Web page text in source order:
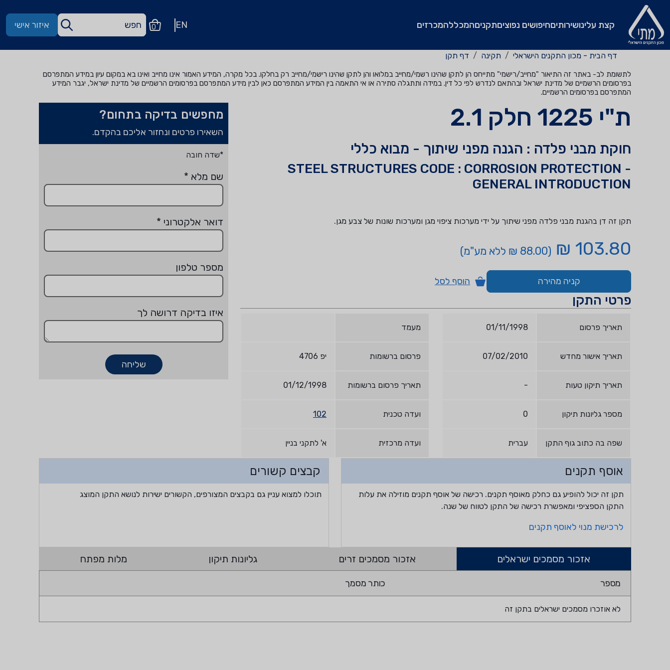
קצת עלינושירותיםחיפושים נפוציםתקניםהמכללהמכרזים EN
0 איזור אישי
דף הבית - מכון התקנים הישראלי תקינה דף תקן
לתשומת לב- באתר זה התיאור "מחייב/רישמי" מתייחס הן לתקן שהינו רשמי/מחייב במלואו והן לתקן שהינו רישמי/מחייב רק בחלקו. בכל מקרה, המידע האמור אינו מחייב ואינו בא במקום עיון במידע המתפרסם
בפרסומים הרשמיים של מדינת ישראל ובהתאם לנדרש לפי כל דין. במידה ותתגלה סתירה או אי התאמה בין המידע המתפרסם כאן לבין מידע המתפרסם בפרסומים הרשמיים של מדינת ישראל, יגבר המידע
המתפרסם בפרסומים הרשמיים.
ת"י 1225 חלק 2.1
חוקת מבני פלדה : הגנה מפני שיתוך - מבוא כללי
STEEL STRUCTURES CODE : CORROSION PROTECTION -
GENERAL INTRODUCTION
תקן זה דן בהגנת מבני פלדה מפני שיתוך על ידי מערכות ציפוי מגן ומערכות שונות של צבע מגן.
103.80 ₪ (88.00 ₪ ללא מע"מ)
קניה מהירה הוסף לסל
פרטי התקן
תאריך פרסום 01/11/1998
תאריך אישור מחדש 07/02/2010
תאריך תיקון טעות -
מספר גליונות תיקון 0
שפה בה כתוב גוף התקן עברית
מעמד
פרסום ברשומות יפ 4706
תאריך פרסום ברשומות 01/12/1998
ועדה טכנית 102
ועדה מרכזית א' לתקני בניין
מחפשים בדיקה בתחום?
השאירו פרטים ונחזור אליכם בהקדם.
*שדה חובה
שם מלא *
דואר אלקטרוני *
מספר טלפון
איזו בדיקה דרושה לך
שליחה
אוסף תקנים
תקן זה יכול להופיע גם כחלק מאוסף תקנים. רכישה של אוסף תקנים מוזילה את עלות
התקן הספציפי ומאפשרת רכישה של התקן לטווח של שנה.
לרכישת מנוי לאוסף תקנים
קבצים קשורים
תוכלו למצוא עניין גם בקבצים המצורפים, הקשורים ישירות לנושא התקן המוצג
אזכור מסמכים ישראלים אזכור מסמכים זרים גליונות תיקון מלות מפתח
מספר כותר מסמך
לא אוזכרו מסמכים ישראלים בתקן זה